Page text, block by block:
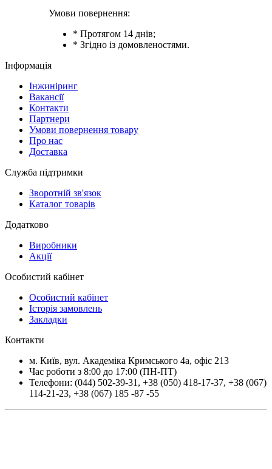
Умови повернення:
* Протягом 14 днів;
* Згідно із домовленостями.
Інформація
Інжиніринг
Вакансії
Контакти
Партнери
Умови повернення товару
Про нас
Доставка
Служба підтримки
Зворотній зв'язок
Каталог товарів
Додатково
Виробники
Акції
Особистий кабінет
Особистий кабінет
Історія замовлень
Закладки
Контакти
м. Київ, вул. Академіка Кримського 4а, офіс 213
Час роботи з 8:00 до 17:00 (ПН-ПТ)
Телефони: (044) 502-39-31 , +38 (050) 418-17-37, +38 (067)
114-21-23, +38 (067) 185 -87 -55